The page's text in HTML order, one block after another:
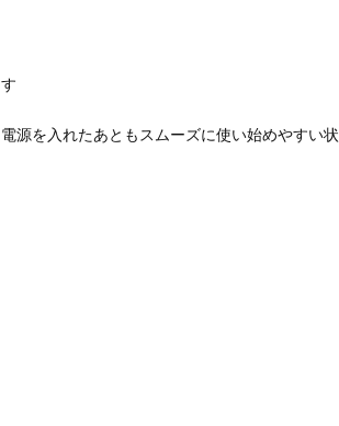
源を入れたあともスムーズに使い始めやすい